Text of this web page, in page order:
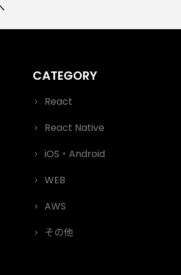
React
React Native
iOS・Android
WEB
AWS
その他